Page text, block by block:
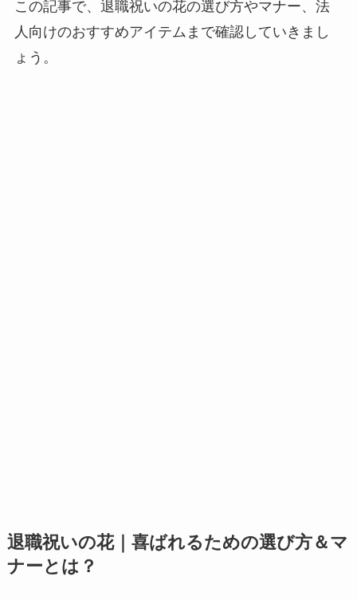
この記事で、退職祝いの花の選び方やマナー、法
人向けのおすすめアイテムまで確認していきまし
ょう。
退職祝いの花｜喜ばれるための選び方＆マ
ナーとは？